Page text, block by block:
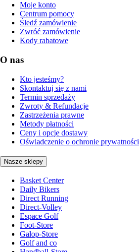
Moje konto
Centrum pomocy
Śledź zamówienie
Zwróć zamówienie
Kody rabatowe
O nas
Kto jesteśmy?
Skontaktuj się z nami
Termin sprzedaży
Zwroty & Refundacje
Zastrzeżenia prawne
Metody płatności
Ceny i opcje dostawy
Oświadczenie o ochronie prywatności
Nasze sklepy
Basket Center
Daily Bikers
Direct Running
Direct-Volley
Espace Golf
Foot-Store
Galop-Store
Golf and co